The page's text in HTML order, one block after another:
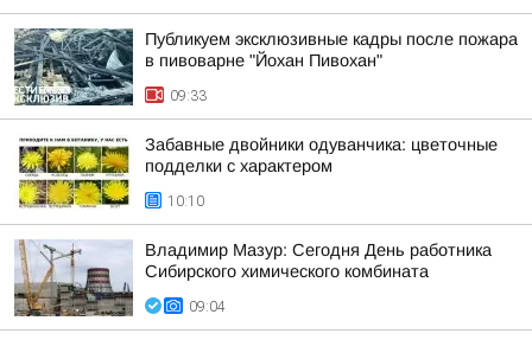
Публикуем эксклюзивные кадры после пожара
в пивоварне "Йохан Пивохан"
09:33
Забавные двойники одуванчика: цветочные
подделки с характером
10:10
Владимир Мазур: Сегодня День работника
Сибирского химического комбината
09:04